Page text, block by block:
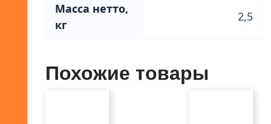
Масса нетто,
кг
2,5
Похожие товары